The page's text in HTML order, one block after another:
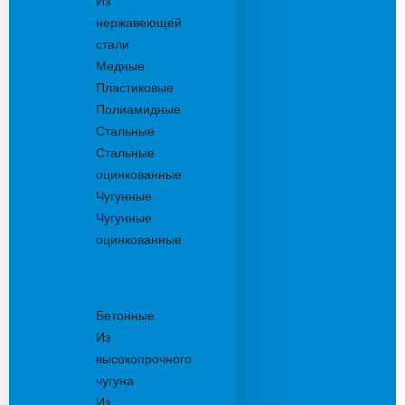
нержавеющей
стали
Медные
Пластиковые
Полиамидные
Стальные
Стальные
оцинкованные
Чугунные
Чугунные
оцинкованные
Бетонные
Из
высокопрочного
чугуна